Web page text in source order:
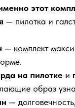
этот
— пилотка и
— комплект
на пилотке и
образ
—